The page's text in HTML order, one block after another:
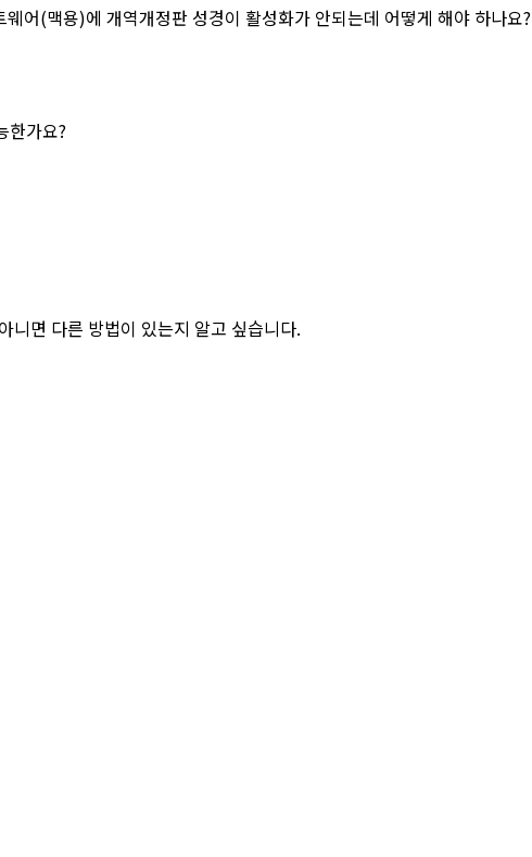
어(맥용)에 개역개정판 성경이 활성화가 안되는데 어떻게 해야 하나요?
한가요?
니면 다른 방법이 있는지 알고 싶습니다.